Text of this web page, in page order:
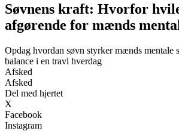
Søvnens kraft: Hvorfor
afgørende for mænds
Opdag hvordan søvn styrker mænds mentale
balance i en travl hverdag
Afsked
Afsked
Del med hjertet
X
Facebook
Instagram